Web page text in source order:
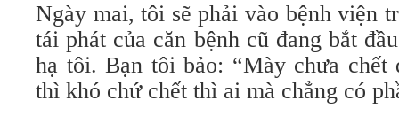
Ngày mai, tôi sẽ phải vào bệnh viện
tái phát của căn bệnh cũ đang bắt
hạ tôi. Bạn tôi bảo: “Mày chưa
thì khó chứ chết thì ai mà chẳng có